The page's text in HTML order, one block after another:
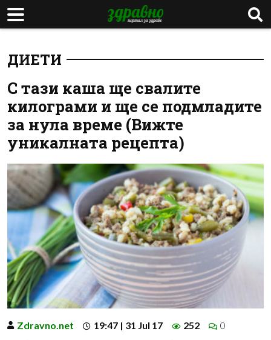
ДИЕТИ
С тази каша ще свалите
килограми и ще се подмладите
за нула време (Вижте
уникалната рецепта)
Zdravno.net 19:47 | 31 Jul 17 252 0